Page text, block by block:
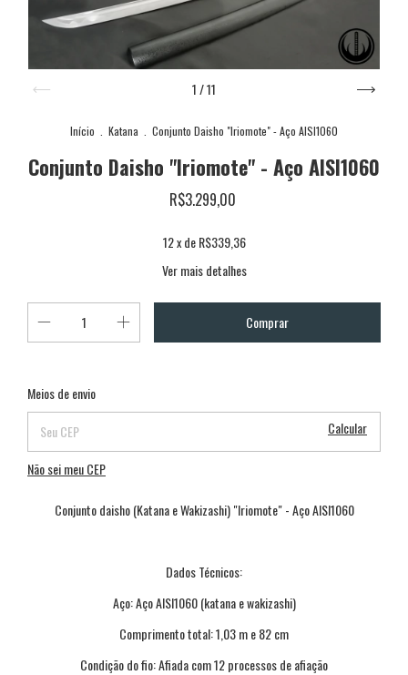
1/11
Início Katana Conjunto Daisho "Iriomote" - Aço AISI1060
Conjunto Daisho "Iriomote" - Aço AISI1060
R$3.299,00
12x deR$339,36
Ver mais detalhes
Entregas para o CEP:
Meios de envio
Calcular
Não sei meu CEP
Conjunto daisho (Katana e Wakizashi) "Iriomote" - Aço AISI1060
Dados Técnicos:
Aço: Aço AISI1060 (katana e wakizashi)
Comprimento total: 1,03 m e 82 cm
Condição do fio: Afiada com 12 processos de afiação